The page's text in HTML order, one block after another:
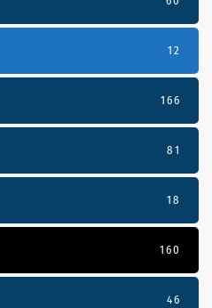
12
166
81
18
160
46